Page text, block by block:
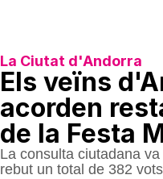
La Ciutat d'Andorra
Els veïns
acorden
de la Festa
La consulta ciutadana
rebut un total de 382 vots